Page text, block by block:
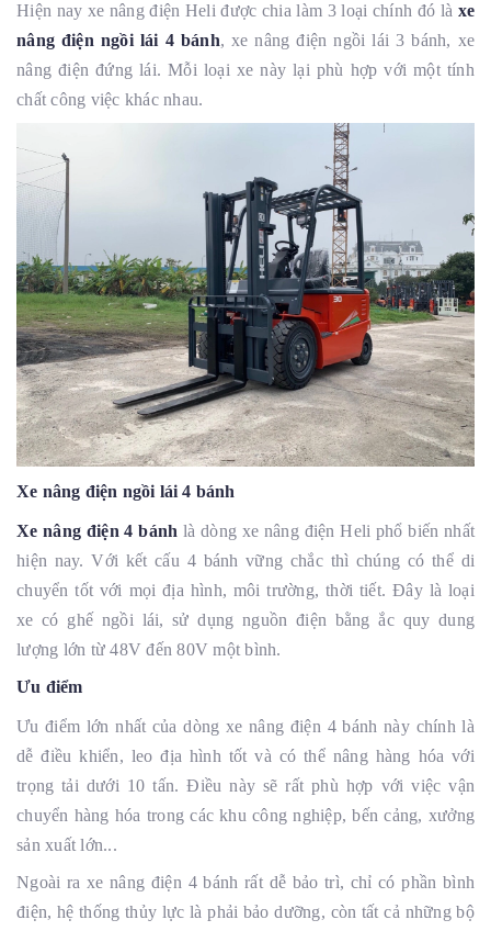
Hiện nay xe nâng điện Heli được chia làm 3 loại chính đó là xe
nâng điện ngồi lái 4 bánh, xe nâng điện ngồi lái 3 bánh, xe
nâng điện đứng lái. Mỗi loại xe này lại phù hợp với một tính
chất công việc khác nhau.
Xe nâng điện ngồi lái 4 bánh
Xe nâng điện 4 bánh là dòng xe nâng điện Heli phổ biến nhất
hiện nay. Với kết cấu 4 bánh vững chắc thì chúng có thể di
chuyển tốt với mọi địa hình, môi trường, thời tiết. Đây là loại
xe có ghế ngồi lái, sử dụng nguồn điện bằng ắc quy dung
lượng lớn từ 48V đến 80V một bình.
Ưu điểm
Ưu điểm lớn nhất của dòng xe nâng điện 4 bánh này chính là
dễ điều khiển, leo địa hình tốt và có thể nâng hàng hóa với
trọng tải dưới 10 tấn. Điều này sẽ rất phù hợp với việc vận
chuyển hàng hóa trong các khu công nghiệp, bến cảng, xưởng
sản xuất lớn...
Ngoài ra xe nâng điện 4 bánh rất dễ bảo trì, chỉ có phần bình
điện, hệ thống thủy lực là phải bảo dưỡng, còn tất cả những bộ